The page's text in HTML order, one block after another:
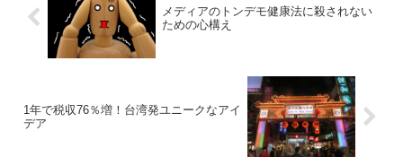
メディアのトンデモ健康法に殺されない
ための心構え
1年で税収76％増！台湾発ユニークなアイ
デア